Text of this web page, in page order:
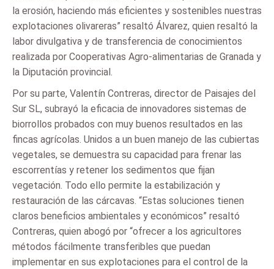
la erosión, haciendo más eficientes y sostenibles nuestras
explotaciones olivareras” resaltó Álvarez, quien resaltó la
labor divulgativa y de transferencia de conocimientos
realizada por Cooperativas Agro-alimentarias de Granada y
la Diputación provincial.
Por su parte, Valentín Contreras, director de Paisajes del
Sur SL, subrayó la eficacia de innovadores sistemas de
biorrollos probados con muy buenos resultados en las
fincas agrícolas. Unidos a un buen manejo de las cubiertas
vegetales, se demuestra su capacidad para frenar las
escorrentías y retener los sedimentos que fijan
vegetación. Todo ello permite la estabilización y
restauración de las cárcavas. “Estas soluciones tienen
claros beneficios ambientales y económicos” resaltó
Contreras, quien abogó por “ofrecer a los agricultores
métodos fácilmente transferibles que puedan
implementar en sus explotaciones para el control de la